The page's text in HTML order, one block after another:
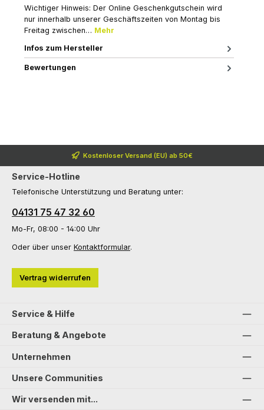
Wichtiger Hinweis: Der Online Geschenkgutschein wird
nur innerhalb unserer Geschäftszeiten von Montag bis
Freitag zwischen… Mehr
Infos zum Hersteller
Bewertungen
Kostenloser Versand (EU) ab 50€
Service-Hotline
Telefonische Unterstützung und Beratung unter:
04131 75 47 32 60
Mo-Fr, 08:00 - 14:00 Uhr
Oder über unser Kontaktformular.
Vertrag widerrufen
Service & Hilfe
Beratung & Angebote
Unternehmen
Unsere Communities
Wir versenden mit...